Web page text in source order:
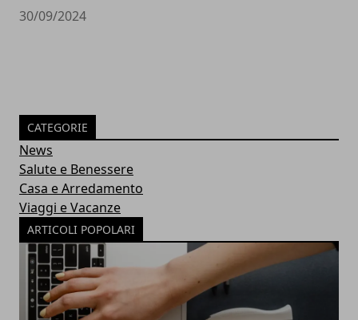
30/09/2024
CATEGORIE
News
Salute e Benessere
Casa e Arredamento
Viaggi e Vacanze
ARTICOLI POPOLARI